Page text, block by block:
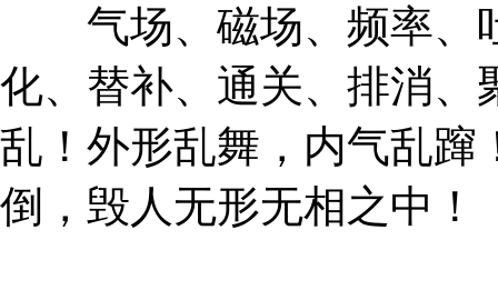
气场、磁场、频率、
化、替补、通关、排消、
乱！外形乱舞，内气乱蹿
倒，毁人无形无相之中！